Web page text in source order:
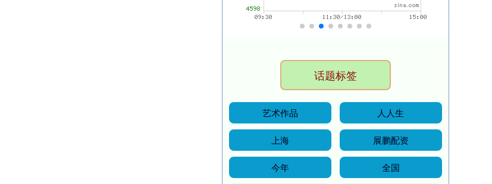
话题标签
艺术作品 人人生
上海 展鹏配资
今年 全国